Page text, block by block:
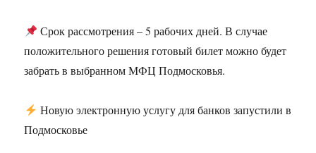
Срок рассмотрения – 5 рабочих дней. В случае
положительного решения готовый билет можно будет
забрать в выбранном МФЦ Подмосковья.
Новую электронную услугу для банков запустили в
Подмосковье